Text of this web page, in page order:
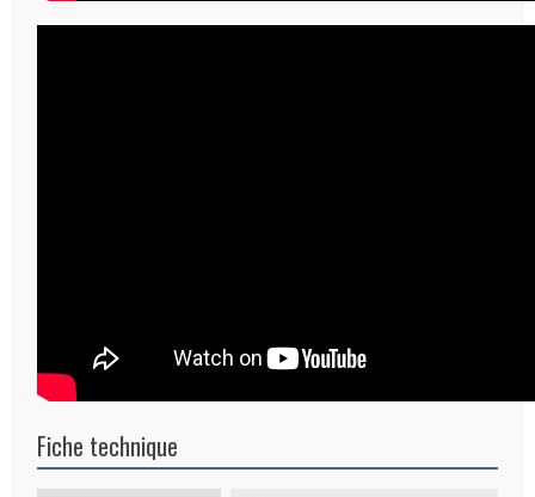
Fiche technique